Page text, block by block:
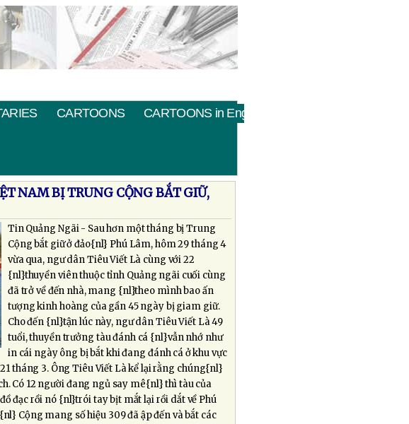
CARTOONS CARTOONS in English
NAM BỊ TRUNG CỘNG BẮT GIỮ,
Tin Quảng Ngãi - Sau hơn một tháng bị Trung
Cộng bắt giữ ở đảo{nl} Phú Lâm, hôm 29 tháng 4
vừa qua, ngư dân Tiêu Viết Là cùng với 22
{nl}thuyền viên thuộc tỉnh Quảng ngãi cuối cùng
đã trở về đến nhà, mang {nl}theo mình bao ấn
tượng kinh hoàng của gần 45 ngày bị giam giữ.
Cho đến {nl}tận lúc này, ngư dân Tiêu Viết Là 49
tuổi, thuyền trưởng tàu đánh cá {nl}vẫn nhớ như
in cái ngày ông bị bắt khi đang đánh cá ở khu vực
tháng 3. Ông Tiêu Viết Là kể lại rằng chúng{nl}
Có 12 người đang ngủ say mê{nl} thì tàu của
đạc rồi nó {nl}trói tay bịt mắt lại rồi dắt về Phú
Cộng mang số hiệu 309 đã ập đến và bắt các